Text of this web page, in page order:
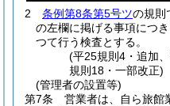
2
条例第8条第5号ツの規則
の左欄に掲げる事項につき
つて行う検査とする。
(平25規則4・追加
規則18・一部改正)
(管理者の設置等)
第7条
営業者は、自ら旅館